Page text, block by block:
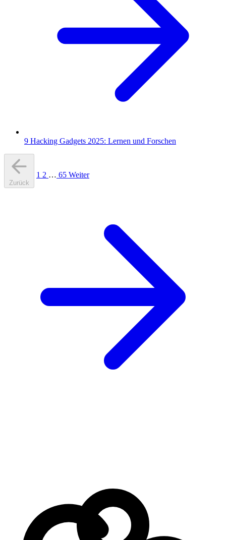
9 Hacking Gadgets 2025: Lernen und Forschen
Zurück
1 2 … 65 Weiter